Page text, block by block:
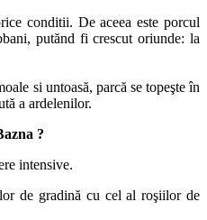
conditii. De aceea este porcul
putănd fi crescut oriunde: la
si untoasă, parcă se topeşte în
a ardelenilor.
?
intensive.
de gradină cu cel al roşiilor de